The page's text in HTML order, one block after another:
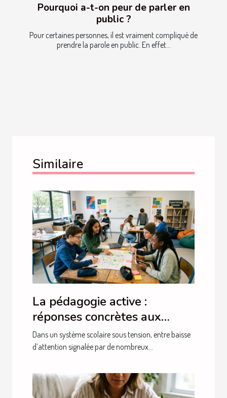
Pourquoi a-t-on peur de parler en
public ?
Pour certaines personnes, il est vraiment compliqué de
prendre la parole en public. En effet...
Similaire
La pédagogie active :
réponses concrètes aux
besoins actuels des élèves
Dans un système scolaire sous tension, entre baisse
d’attention signalée par de nombreux...